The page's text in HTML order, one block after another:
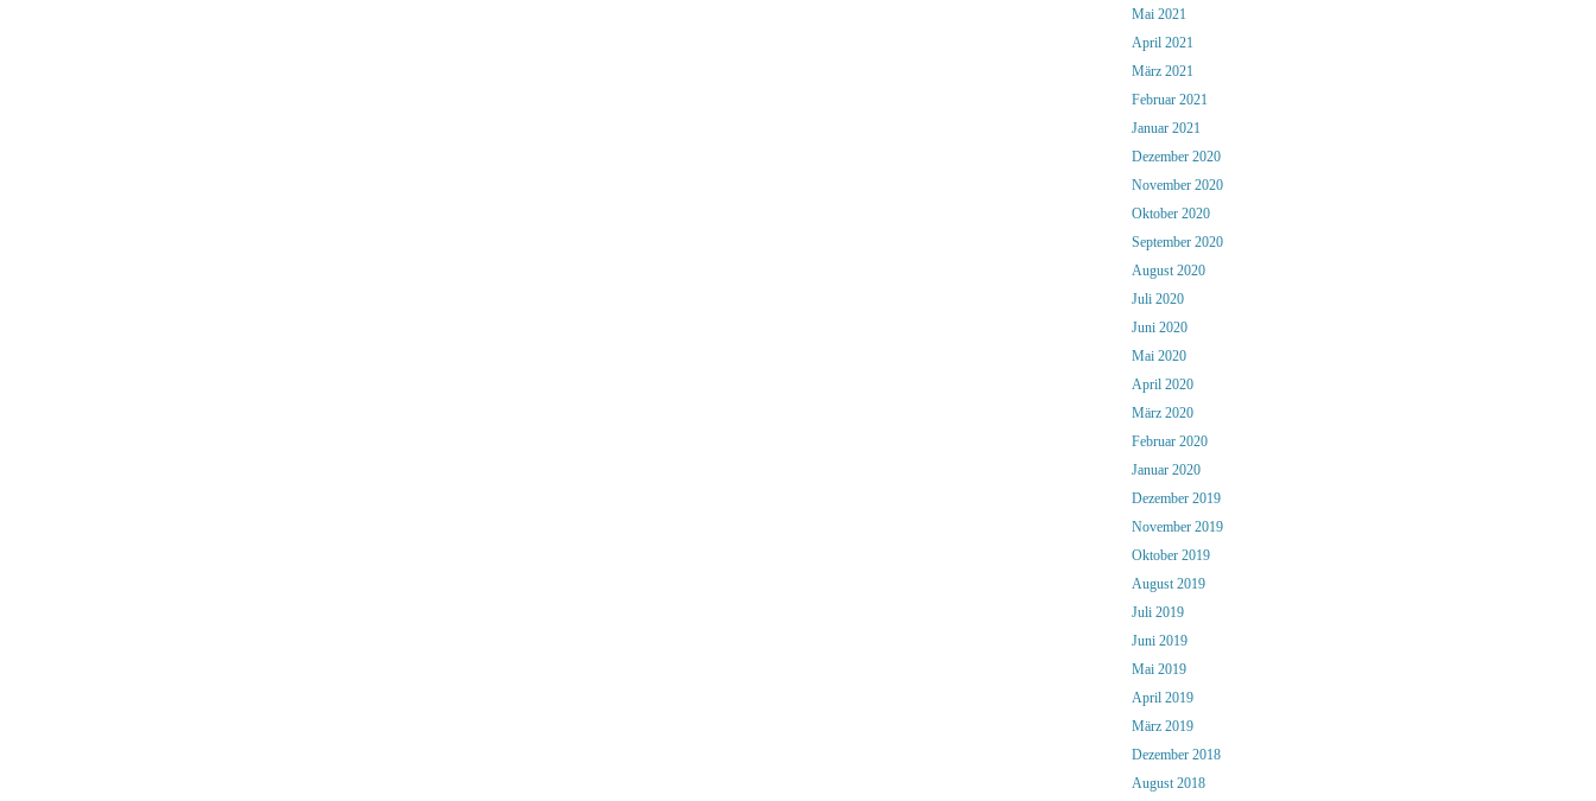
Mai 2021
April 2021
März 2021
Februar 2021
Januar 2021
Dezember 2020
November 2020
Oktober 2020
September 2020
August 2020
Juli 2020
Juni 2020
Mai 2020
April 2020
März 2020
Februar 2020
Januar 2020
Dezember 2019
November 2019
Oktober 2019
August 2019
Juli 2019
Juni 2019
Mai 2019
April 2019
März 2019
Dezember 2018
August 2018